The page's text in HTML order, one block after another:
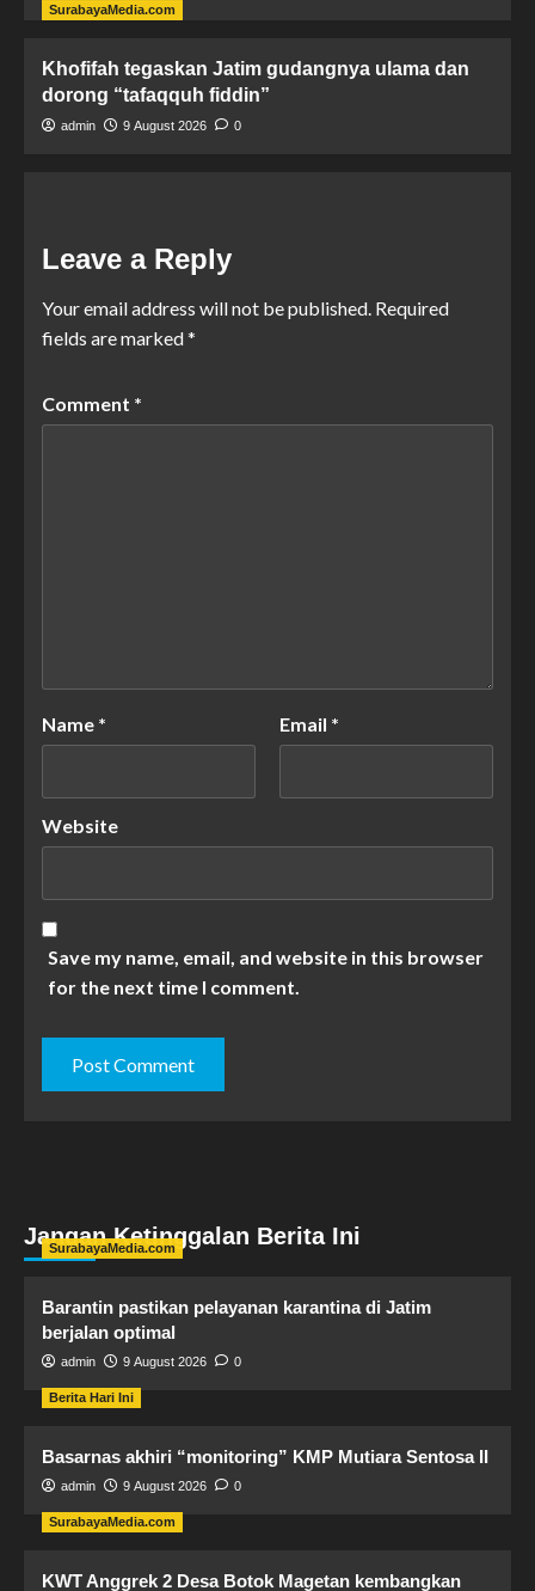
SurabayaMedia.com
Khofifah tegaskan Jatim gudangnya ulama dan
dorong “tafaqquh fiddin”
admin 9 August 2026 0
Leave a Reply
Your email address will not be published. Required
fields are marked*
Comment *
Name * Email *
Website
Save my name, email, and website in this browser
for the next time I comment.
Jangan Ketinggalan Berita Ini
SurabayaMedia.com
Barantin pastikan pelayanan karantina di Jatim
berjalan optimal
admin 9 August 2026 0
Berita Hari Ini
Basarnas akhiri “monitoring” KMP Mutiara Sentosa II
admin 9 August 2026 0
SurabayaMedia.com
KWT Anggrek 2 Desa Botok Magetan kembangkan